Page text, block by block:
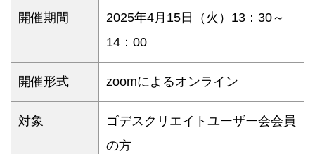
開催期間
2025年4月15日（火）13：30～
14：00
開催形式 zoomによるオンライン
対象
ゴデスクリエイトユーザー会会員
の方